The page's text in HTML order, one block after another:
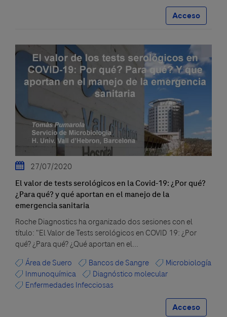
Acceso
27/07/2020
El valor de tests serológicos en la Covid-19: ¿Por qué?
¿Para qué? y qué aportan en el manejo de la
emergencia sanitaria
Roche Diagnostics ha organizado dos sesiones con el
título: "El Valor de Tests serológicos en COVID 19: ¿Por
qué? ¿Para qué? ¿Qué aportan en el...
Área de Suero
Bancos de Sangre
Microbiología
Inmunoquímica
Diagnóstico molecular
Enfermedades Infecciosas
Acceso